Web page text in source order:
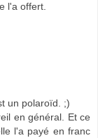
l'a offert.
un polaroïd. ;)
en général. Et ce
l'a payé en franc